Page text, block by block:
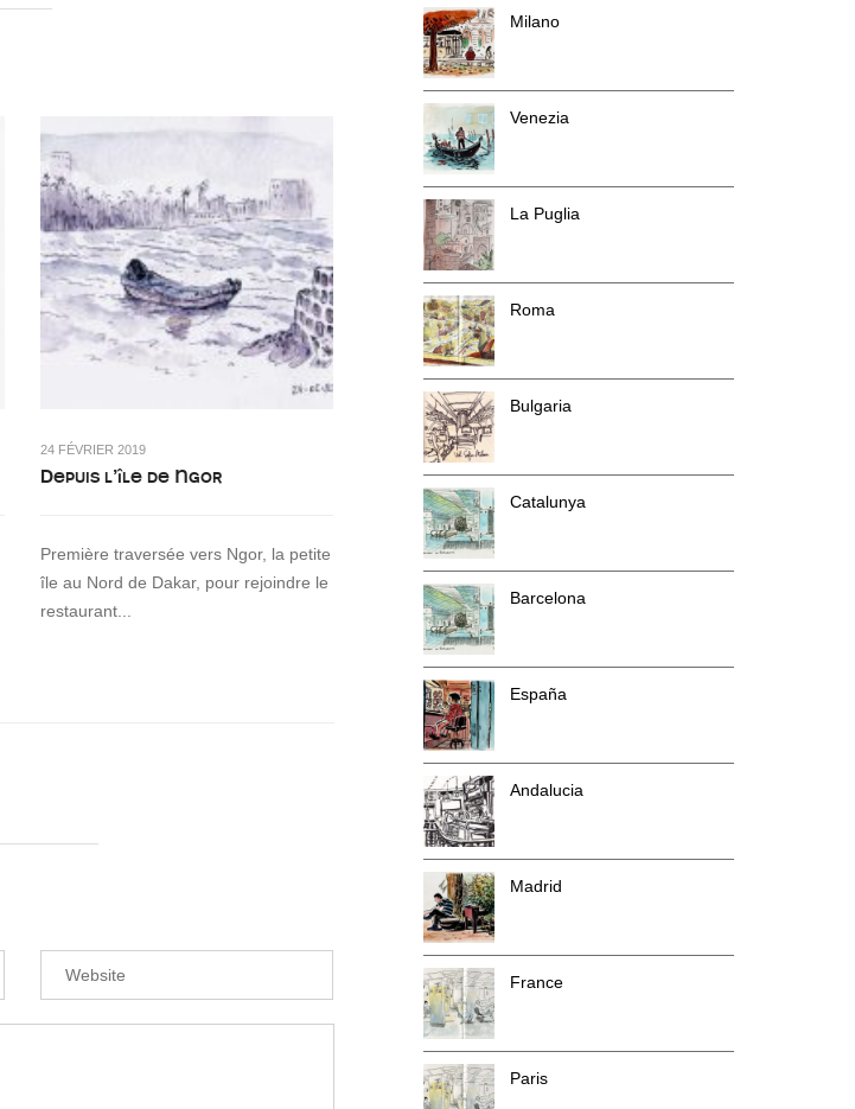
24 FÉVRIER 2019
Depuis l’île de Ngor
Première traversée vers Ngor, la petite
île au Nord de Dakar, pour rejoindre le
restaurant...
Milano
Venezia
La Puglia
Roma
Bulgaria
Catalunya
Barcelona
España
Andalucia
Madrid
France
Paris